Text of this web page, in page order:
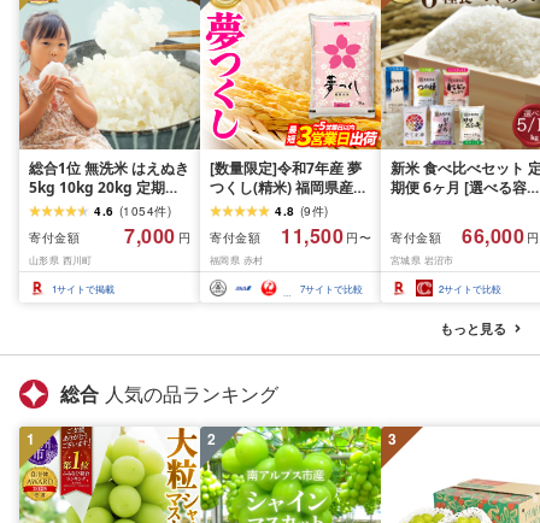
総合1位 無洗米 はえぬき
5kg 10kg 20kg 定期便
も選べる レビュー高評
価 山形県産 令和7年産
選べる内容量 発送時期
定期便 3ヶ月 6ヶ月 3回
6回 3か月 6か月 ランキ
当 FYN1-131var
4.6 (1054件)
寄付金額
7,000 円
山形県 西川町
1サイトで掲載
[数量限定]令和7年産 夢
つくし(精米) 福岡県産ブ
ランド米 10kg (品
番:3X11R7)
4.8 (9件)
寄付金額
11,500 円〜
福岡県 赤村
7サイトで比較
新米 食べ比べセット
期便 6ヶ月 [選べる容
ん つきあかり つや姫
じのきらめき だて正夢
ひとめぼれ ササニシキ
セット 銘柄米 味比べ
リエーション お楽しみ
食味 毎日の食卓 毎月
わる 色々試せる 志賀
米 岩沼産米
寄付金額 66,000
宮城県 岩沼市
2サイトで比較
もっと見る
総合 人気の品ランキング
1 2 3